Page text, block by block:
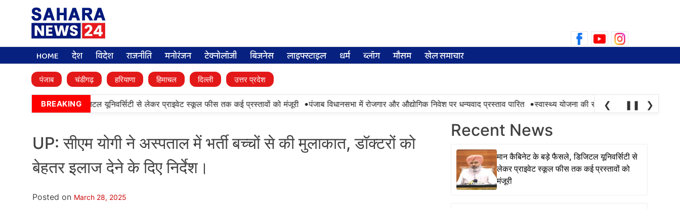
for:
HOME देश विदेश राजनीति मनोरंजन टेक्नोलॉजी बिजनेस लाइफ्स्टाइल धर्म ब्लॉग मौसम खेल समाचार
पंजाब चंडीगढ़ हरियाणा हिमाचल दिल्ली उत्तर प्रदेश
BREAKING
के बड़े फैसले, डिजिटल यूनिवर्सिटी से लेकर प्राइवेट स्कूल फीस तक कई प्रस्तावों को मंजूरी •पंजाब विधानसभा में रोजगार और औद्योगिक निवेश पर धन्यवाद प्रस्ताव पारित •स्वास्थ्य योजना की सफलता तभी है, जब ज़रूरत के
❮ ❚❚ ❯
UP: सीएम योगी ने अस्पताल में भर्ती बच्चों से की मुलाकात, डॉक्टरों को
बेहतर इलाज देने के दिए निर्देश।
Posted on March 28, 2025
Recent News
मान कैबिनेट के बड़े फैसले, डिजिटल यूनिवर्सिटी से
लेकर प्राइवेट स्कूल फीस तक कई प्रस्तावों को
मंजूरी